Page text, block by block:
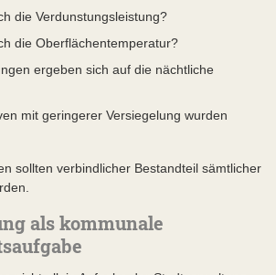
die Verdunstungsleistung?
die Oberflächentemperatur?
ergeben sich auf die nächtliche
mit geringerer Versiegelung wurden
sollten verbindlicher Bestandteil sämtlicher
als kommunale